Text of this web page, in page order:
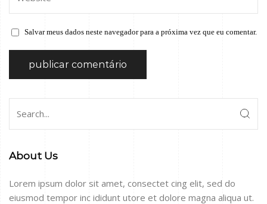
Salvar meus dados neste navegador para a próxima vez que eu comentar.
About Us
Lorem ipsum dolor sit amet, consectet cing elit, sed do
eiusmod tempor inc ididunt utore et dolore magna aliqua ut.